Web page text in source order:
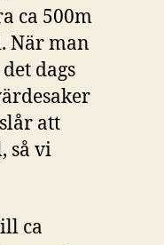
ca 500m
När man
dags
att
så vi
ca